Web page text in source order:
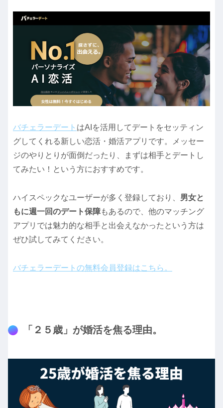
バチェラーデート はAIを活用してデートをセッティン
グしてくれる新しい恋活・婚活アプリです。メッセー
ジのやりとりが面倒だったり、まずは相手とデートし
てみたい！という方におすすめです。
ハイスペックなユーザーが多く登録しており、 男女と
もに週一回のデート保障もあるので、他のマッチング
アプリでは魅力的な相手と出会えなかったという方は
ぜひ試してみてください。
バチェラーデートの無料会員登録はこちら。
「２５歳」が婚活を焦る理由。